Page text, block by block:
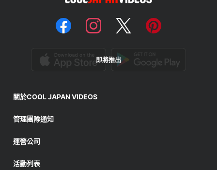
即將推出
關於COOL JAPAN VIDEOS
管理團隊通知
運營公司
活動列表